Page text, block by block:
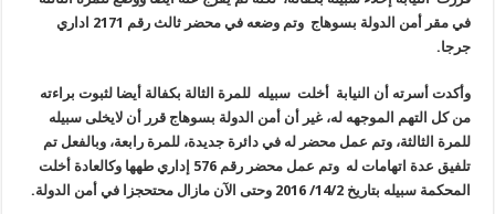
في مقر أمن الدولة بسوهاج وتم وضعه في محضر ثالث رقم 2171 اداري
جرجا.
وأكدت أسرته أن النيابة أخلت سبيله للمرة الثالة بكفالة أيضا لثبوت براءته
من كل التهم الموجهه له، غير أن أمن الدولة بسوهاج قرر أن لايخلى سبيله
للمرة الثالثة، وتم عمل محضر له في دائرة جديدة، للمرة رابعة، وبالفعل تم
تلفيق عدة اتهامات له وتم عمل محضر رقم 576 إداري طهها وكالعادة أخلت
المحكمة سبيله بتاريخ 14/2/ 2016 وحتى الآن مازال محتحجزا في أمن الدولة
.